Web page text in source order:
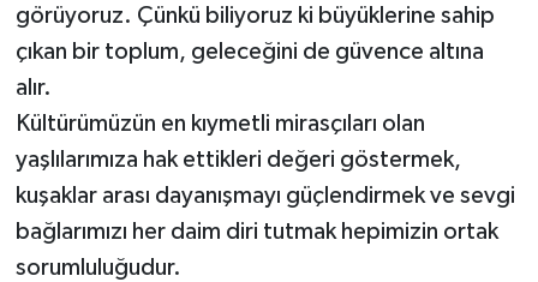
görüyoruz. Çünkü biliyoruz ki büyüklerine sahip
çıkan bir toplum, geleceğini de güvence altına
alır.
Kültürümüzün en kıymetli mirasçıları olan
yaşlılarımıza hak ettikleri değeri göstermek,
kuşaklar arası dayanışmayı güçlendirmek ve sevgi
bağlarımızı her daim diri tutmak hepimizin ortak
sorumluluğudur.